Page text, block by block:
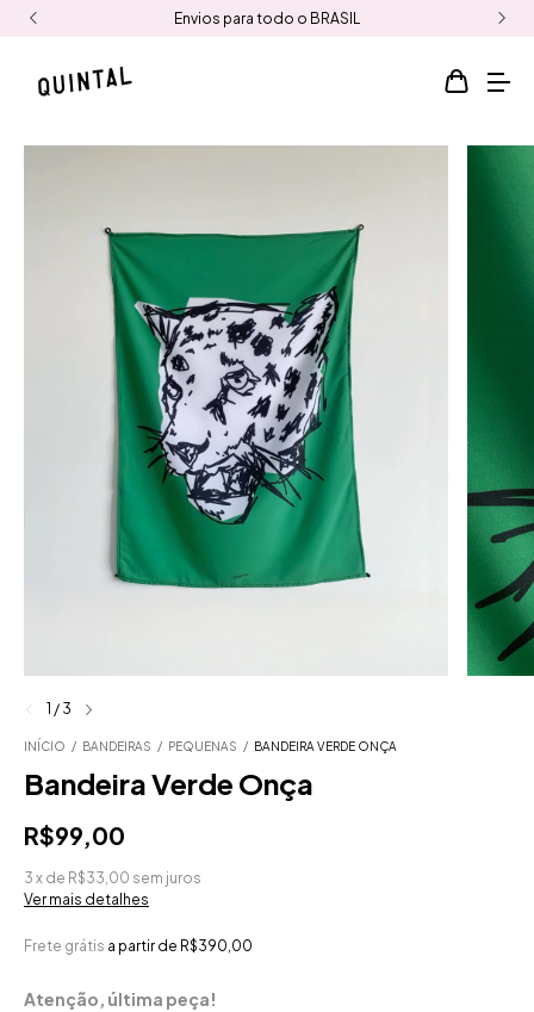
Envios para todo o BRASIL
1 / 3
INÍCIO / BANDEIRAS / PEQUENAS / BANDEIRA VERDE ONÇA
Bandeira Verde Onça
R$99,00
3 x de R$33,00 sem juros
Ver mais detalhes
Frete grátis a partir de R$390,00
Atenção, última peça!